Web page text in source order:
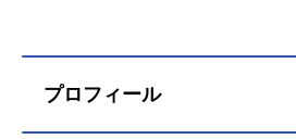
プロフィール